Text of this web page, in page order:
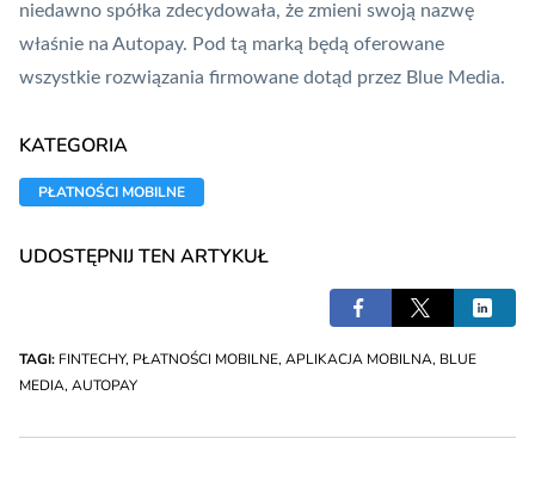
niedawno spółka zdecydowała, że zmieni swoją nazwę
właśnie na Autopay. Pod tą marką będą oferowane
wszystkie rozwiązania firmowane dotąd przez Blue Media.
KATEGORIA
PŁATNOŚCI MOBILNE
UDOSTĘPNIJ TEN ARTYKUŁ
TAGI: FINTECHY, PŁATNOŚCI MOBILNE, APLIKACJA MOBILNA, BLUE
MEDIA, AUTOPAY